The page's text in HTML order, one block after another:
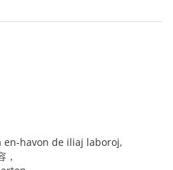
en-havon de iliaj laboroj,
，